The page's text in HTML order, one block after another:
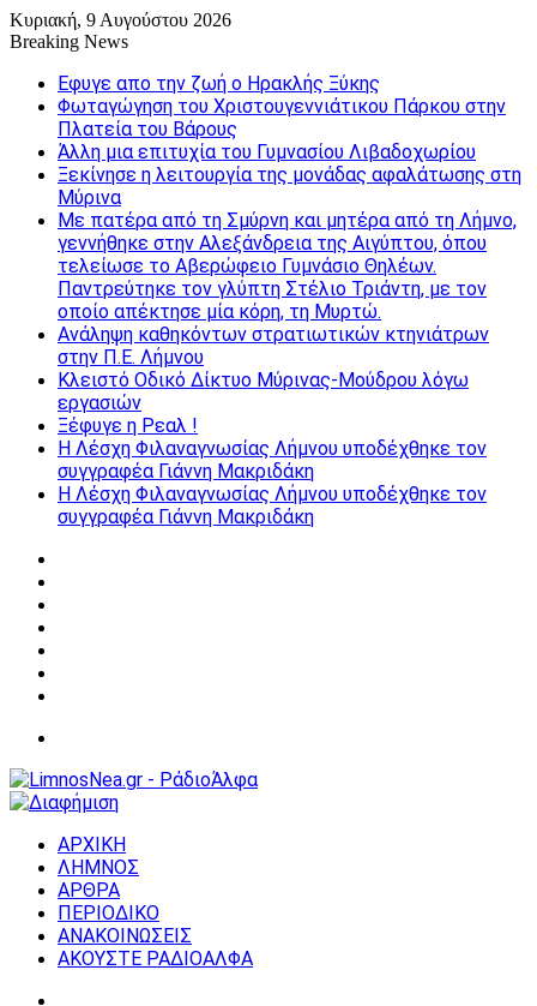
Κυριακή, 9 Αυγούστου 2026
Breaking News
Εφυγε απο την ζωή o Ηρακλής Ξύκης
Φωταγώγηση του Χριστουγεννιάτικου Πάρκου στην
Πλατεία του Βάρους
Άλλη μια επιτυχία του Γυμνασίου Λιβαδοχωρίου
Ξεκίνησε η λειτουργία της μονάδας αφαλάτωσης στη
Μύρινα
Με πατέρα από τη Σμύρνη και μητέρα από τη Λήμνο,
γεννήθηκε στην Αλεξάνδρεια της Αιγύπτου, όπου
τελείωσε το Αβερώφειο Γυμνάσιο Θηλέων.
Παντρεύτηκε τον γλύπτη Στέλιο Τριάντη, με τον
οποίο απέκτησε μία κόρη, τη Μυρτώ.
Ανάληψη καθηκόντων στρατιωτικών κτηνιάτρων
στην Π.Ε. Λήμνου
Κλειστό Οδικό Δίκτυο Μύρινας-Μούδρου λόγω
εργασιών
Ξέφυγε η Ρεαλ !
Η Λέσχη Φιλαναγνωσίας Λήμνου υποδέχθηκε τον
συγγραφέα Γιάννη Μακριδάκη
Η Λέσχη Φιλαναγνωσίας Λήμνου υποδέχθηκε τον
συγγραφέα Γιάννη Μακριδάκη
ΑΡΧΙΚΗ
ΛΗΜΝΟΣ
ΑΡΘΡΑ
ΠΕΡΙΟΔΙΚΟ
ΑΝΑΚΟΙΝΩΣΕΙΣ
ΑΚΟΥΣΤΕ ΡΑΔΙΟΑΛΦΑ